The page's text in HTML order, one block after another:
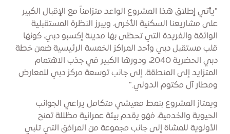
"يأتي إطلاق هذا المشروع الواعد متزامناً مع الإقبال الكبير
على مشاريعنا السكنية الأخرى، ويبرز النظرة المستقبلية
الواثقة والفريدة التي تحظى بها مدينة إكسبو دبي، كونها
قلب مستقبل دبي وأحد المراكز الخمسة الرئيسية ضمن خطة
دبي الحضرية 2040، ودورها الكبير في جذب الاهتمام
المتزايد إلى المنطقة، إلى جانب توسعة مركز دبي للمعارض
ومطار آل مكتوم الدولي."
ويمتاز المشروع بنمط معيشي متكامل يراعي الجوانب
الحيوية والخدمية، فهو يقدم بيئة عمرانية مظللة تمنح
الأولوية للمشاة إلى جانب مجموعة من المرافق التي تلبي